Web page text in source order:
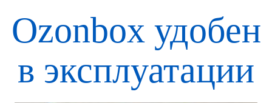
Ozonbox удобен
в эксплуатации